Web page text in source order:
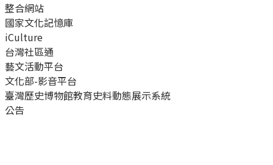
整合網站
國家文化記憶庫
iCulture
台灣社區通
藝文活動平台
文化部-影音平台
臺灣歷史博物館教育史料動態展示系統
公告